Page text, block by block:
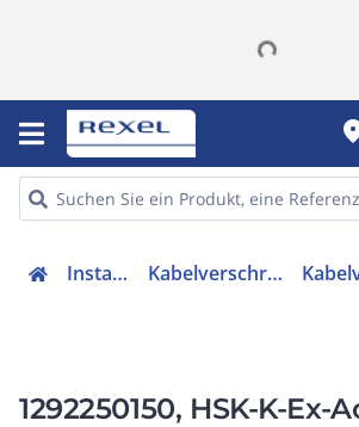
Installation Kabelverschraubungen
1292250150, HSK-K-Ex-